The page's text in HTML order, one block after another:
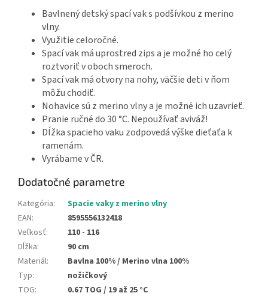
Bavlnený detský spací vak s podšívkou z merino
vlny.
Využitie celoročné.
Spací vak má uprostred zips a je možné ho celý
roztvoriť v oboch smeroch.
Spací vak má otvory na nohy, väčšie deti v ňom
môžu chodiť.
Nohavice sú z merino vlny a je možné ich uzavrieť.
Pranie ručné do 30 °C. Nepoužívať aviváž!
Dĺžka spacieho vaku zodpovedá výške dieťaťa k
ramenám.
Vyrábame v ČR.
Dodatočné parametre
Kategória:
Spacie vaky z merino vlny
EAN:
8595556132418
Veľkosť:
110 - 116
Dĺžka:
90 cm
Materiál:
Bavlna 100% / Merino vlna 100%
Typ:
nožičkový
TOG:
0.67 TOG / 19 až 25 °C